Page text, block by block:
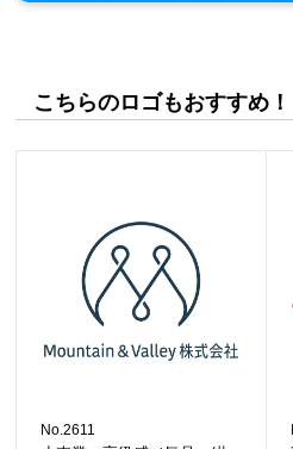
こちらのロゴもおすすめ！
No.2611